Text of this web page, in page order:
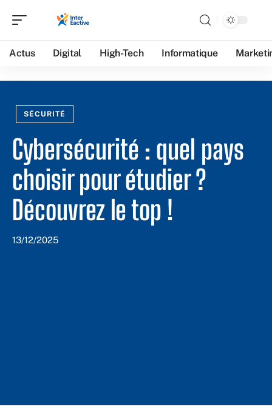
Actus Digital High-Tech Informatique
SÉCURITÉ
Cybersécurité : quel pays
choisir pour étudier ?
Découvrez le top !
13/12/2025